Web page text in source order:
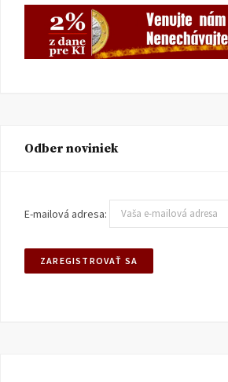
Odber noviniek
E-mailová adresa: